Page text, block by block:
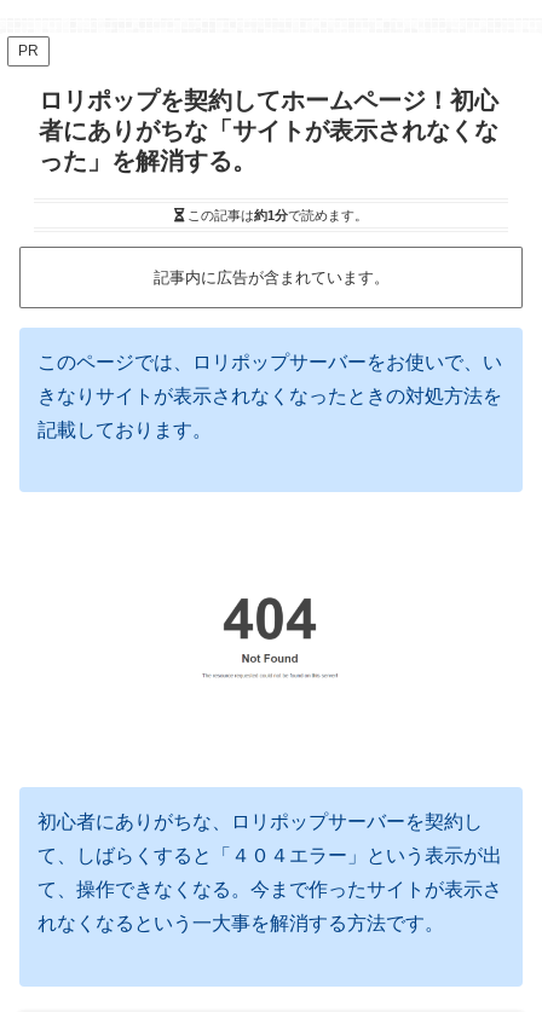
PR
ロリポップを契約してホームページ！初心
者にありがちな「サイトが表示されなくな
った」を解消する。
この記事は約1分で読めます。
記事内に広告が含まれています。
このページでは、ロリポップサーバーをお使いで、い
きなりサイトが表示されなくなったときの対処方法を
記載しております。
初心者にありがちな、ロリポップサーバーを契約し
て、しばらくすると「４０４エラー」という表示が出
て、操作できなくなる。今まで作ったサイトが表示さ
れなくなるという一大事を解消する方法です。